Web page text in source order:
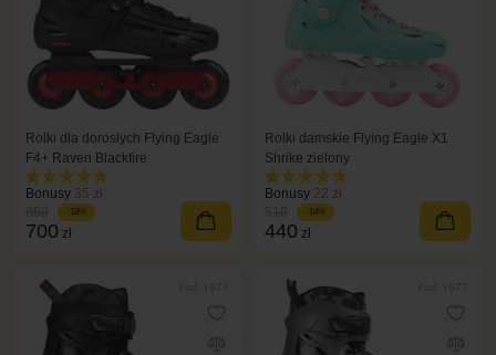
Rolki dla dorosłych Flying Eagle
F4+ Raven Blackfire
Bonusy 35 zł
-18%
700 zł
Rolki damskie Flying Eagle X1
Shrike zielony
Bonusy 22 zł
-14%
440 zł